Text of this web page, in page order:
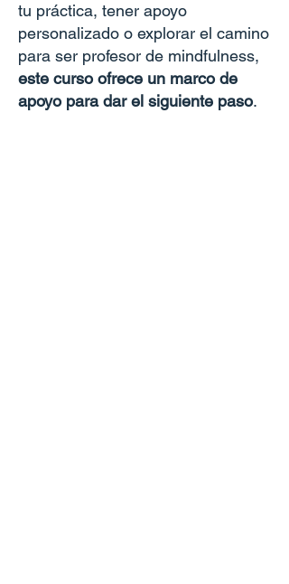
tu práctica, tener apoyo
personalizado o explorar el camino
para ser profesor de mindfulness,
este curso ofrece un marco de
apoyo para dar el siguiente paso.